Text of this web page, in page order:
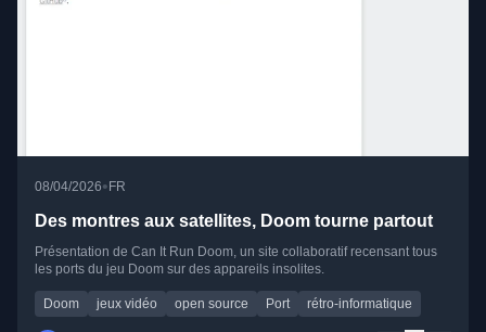
08/04/2026•FR
Des montres aux satellites, Doom tourne partout
Présentation de Can It Run Doom, un site collaboratif recensant tous
les ports du jeu Doom sur des appareils insolites.
Doom jeux vidéo open source Port rétro-informatique